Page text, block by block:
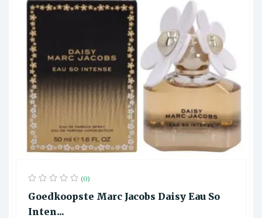
(0)
Goedkoopste Marc Jacobs Daisy Eau So
Inten...